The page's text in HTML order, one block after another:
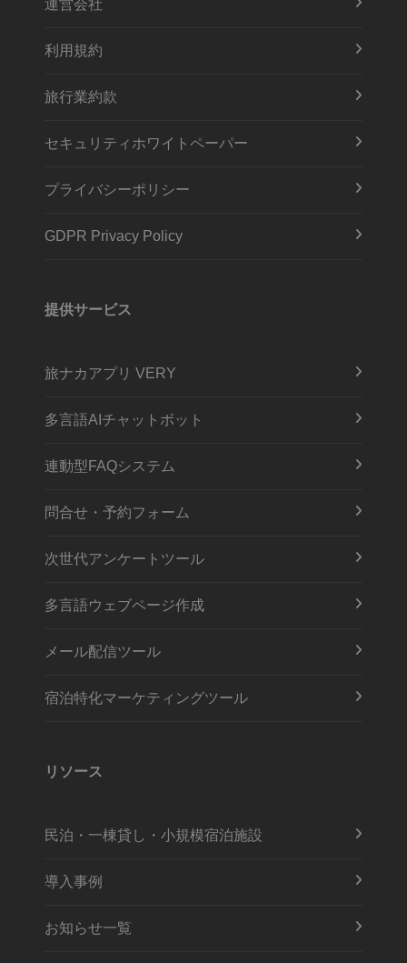
運営会社
利用規約
旅行業約款
セキュリティホワイトペーパー
プライバシーポリシー
GDPR Privacy Policy
提供サービス
旅ナカアプリ VERY
多言語AIチャットボット
連動型FAQシステム
問合せ・予約フォーム
次世代アンケートツール
多言語ウェブページ作成
メール配信ツール
宿泊特化マーケティングツール
リソース
民泊・一棟貸し・小規模宿泊施設
導入事例
お知らせ一覧